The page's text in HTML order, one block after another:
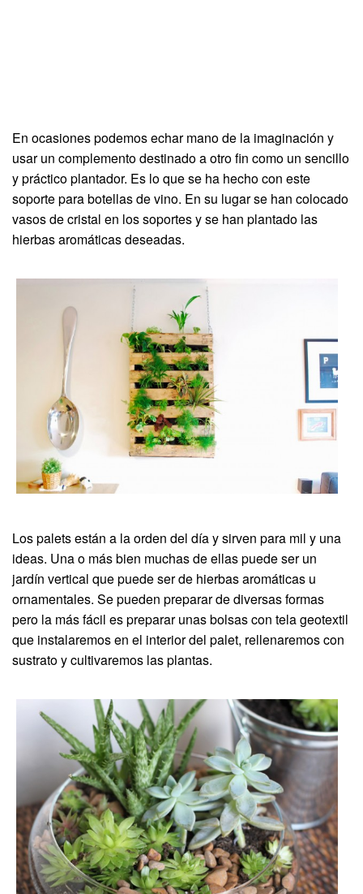
En ocasiones podemos echar mano de la imaginación y
usar un complemento destinado a otro fin como un sencillo
y práctico plantador. Es lo que se ha hecho con este
soporte para botellas de vino. En su lugar se han colocado
vasos de cristal en los soportes y se han plantado las
hierbas aromáticas deseadas.
Los palets están a la orden del día y sirven para mil y una
ideas. Una o más bien muchas de ellas puede ser un
jardín vertical que puede ser de hierbas aromáticas u
ornamentales. Se pueden preparar de diversas formas
pero la más fácil es preparar unas bolsas con tela geotextil
que instalaremos en el interior del palet, rellenaremos con
sustrato y cultivaremos las plantas.